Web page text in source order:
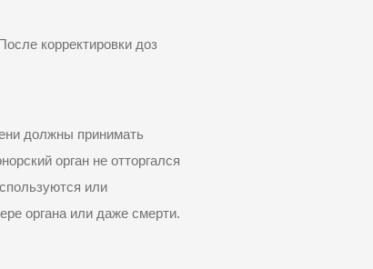
корректировки доз
должны принимать
орган не отторгался
или
органа или даже смерти.